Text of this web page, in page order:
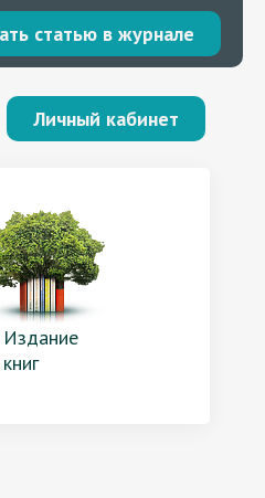
статью в журнале
Личный кабинет
Издание
книг